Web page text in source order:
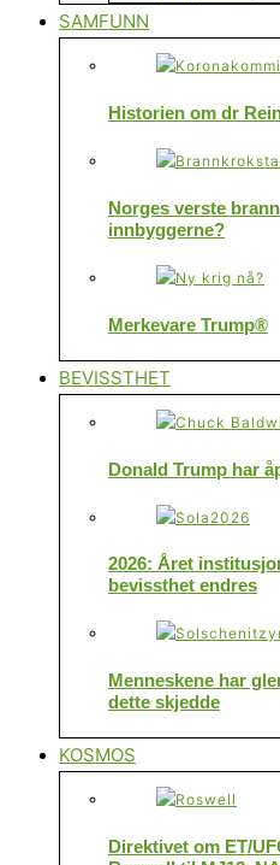
SAMFUNN
Historien om dr
Norges verste
innbyggerne?
Merkevare Trump®
BEVISSTHET
Donald Trump har
2026: Året
bevissthet endres
Menneskene har
dette skjedde
KOSMOS
Direktivet om ET/